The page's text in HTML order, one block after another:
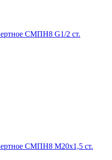
СМПН8 G1/2 ст.
СМПН8 М20х1,5 ст.